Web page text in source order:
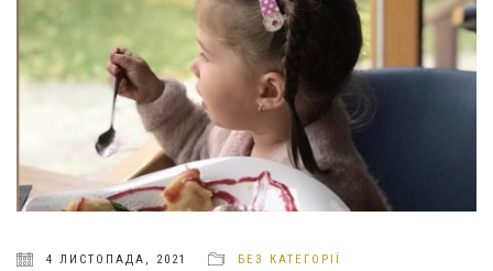
4 ЛИСТОПАДА, 2021 БЕЗ КАТЕГОРІЇ